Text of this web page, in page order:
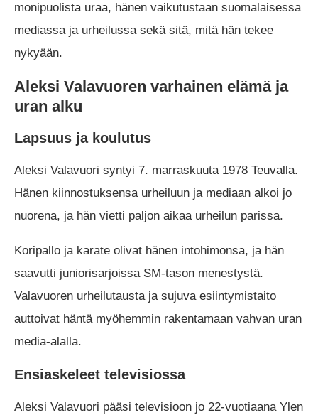
monipuolista uraa, hänen vaikutustaan suomalaisessa
mediassa ja urheilussa sekä sitä, mitä hän tekee
nykyään.
Aleksi Valavuoren varhainen elämä ja
uran alku
Lapsuus ja koulutus
Aleksi Valavuori syntyi 7. marraskuuta 1978 Teuvalla.
Hänen kiinnostuksensa urheiluun ja mediaan alkoi jo
nuorena, ja hän vietti paljon aikaa urheilun parissa.
Koripallo ja karate olivat hänen intohimonsa, ja hän
saavutti juniorisarjoissa SM-tason menestystä.
Valavuoren urheilutausta ja sujuva esiintymistaito
auttoivat häntä myöhemmin rakentamaan vahvan uran
media-alalla.
Ensiaskeleet televisiossa
Aleksi Valavuori pääsi televisioon jo 22-vuotiaana Ylen